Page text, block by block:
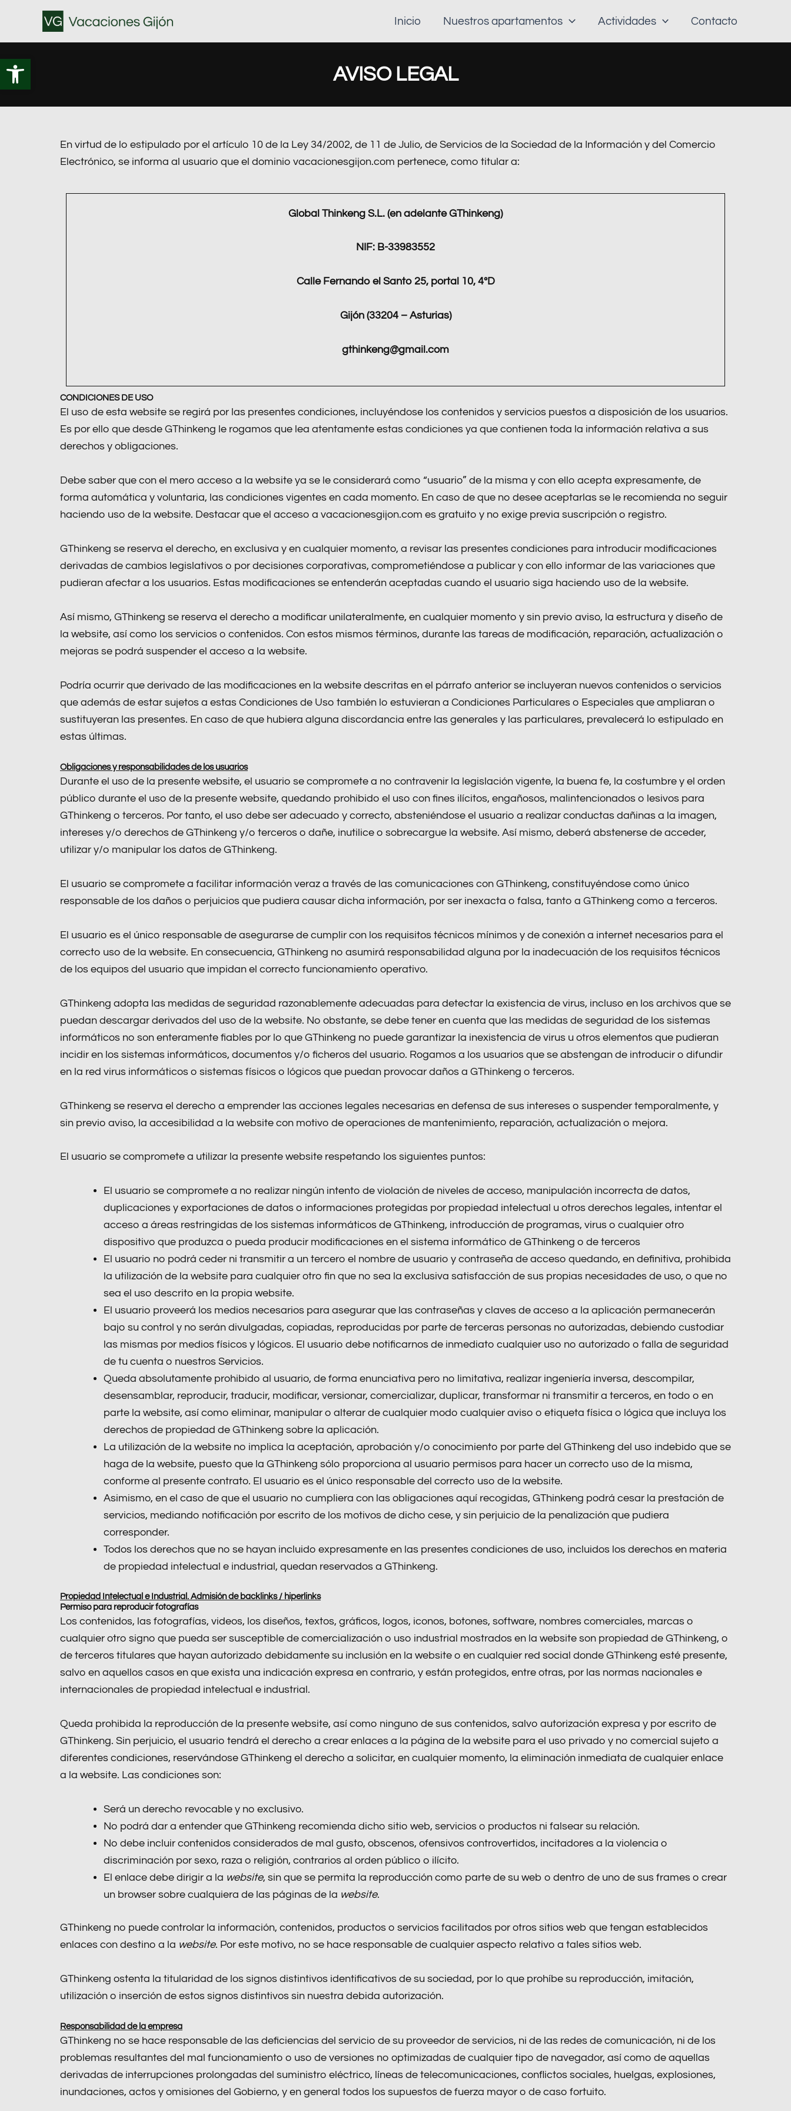
Abrir barra de herramientas
contenido
Inicio Nuestros apartamentos Actividades Contacto
AVISO LEGAL
En virtud de lo estipulado por el artículo 10 de la Ley 34/2002, de 11 de Julio, de Servicios de la Sociedad de la Información y del Comercio
Electrónico, se informa al usuario que el dominio vacacionesgijon.com pertenece, como titular a:
Global Thinkeng S.L. (en adelante GThinkeng)
NIF: B-33983552
Calle Fernando el Santo 25, portal 10, 4ºD
Gijón (33204 – Asturias)
gthinkeng@gmail.com
CONDICIONES DE USO
El uso de esta website se regirá por las presentes condiciones, incluyéndose los contenidos y servicios puestos a disposición de los usuarios.
Es por ello que desde GThinkeng le rogamos que lea atentamente estas condiciones ya que contienen toda la información relativa a sus
derechos y obligaciones.
Debe saber que con el mero acceso a la website ya se le considerará como “usuario” de la misma y con ello acepta expresamente, de
forma automática y voluntaria, las condiciones vigentes en cada momento. En caso de que no desee aceptarlas se le recomienda no seguir
haciendo uso de la website. Destacar que el acceso a vacacionesgijon.com es gratuito y no exige previa suscripción o registro.
GThinkeng se reserva el derecho, en exclusiva y en cualquier momento, a revisar las presentes condiciones para introducir modificaciones
derivadas de cambios legislativos o por decisiones corporativas, comprometiéndose a publicar y con ello informar de las variaciones que
pudieran afectar a los usuarios. Estas modificaciones se entenderán aceptadas cuando el usuario siga haciendo uso de la website.
Así mismo, GThinkeng se reserva el derecho a modificar unilateralmente, en cualquier momento y sin previo aviso, la estructura y diseño de
la website, así como los servicios o contenidos. Con estos mismos términos, durante las tareas de modificación, reparación, actualización o
mejoras se podrá suspender el acceso a la website.
Podría ocurrir que derivado de las modificaciones en la website descritas en el párrafo anterior se incluyeran nuevos contenidos o servicios
que además de estar sujetos a estas Condiciones de Uso también lo estuvieran a Condiciones Particulares o Especiales que ampliaran o
sustituyeran las presentes. En caso de que hubiera alguna discordancia entre las generales y las particulares, prevalecerá lo estipulado en
estas últimas.
Obligaciones y responsabilidades de los usuarios
Durante el uso de la presente website, el usuario se compromete a no contravenir la legislación vigente, la buena fe, la costumbre y el orden
público durante el uso de la presente website, quedando prohibido el uso con fines ilícitos, engañosos, malintencionados o lesivos para
GThinkeng o terceros. Por tanto, el uso debe ser adecuado y correcto, absteniéndose el usuario a realizar conductas dañinas a la imagen,
intereses y/o derechos de GThinkeng y/o terceros o dañe, inutilice o sobrecargue la website. Así mismo, deberá abstenerse de acceder,
utilizar y/o manipular los datos de GThinkeng.
El usuario se compromete a facilitar información veraz a través de las comunicaciones con GThinkeng, constituyéndose como único
responsable de los daños o perjuicios que pudiera causar dicha información, por ser inexacta o falsa, tanto a GThinkeng como a terceros.
El usuario es el único responsable de asegurarse de cumplir con los requisitos técnicos mínimos y de conexión a internet necesarios para el
correcto uso de la website. En consecuencia, GThinkeng no asumirá responsabilidad alguna por la inadecuación de los requisitos técnicos
de los equipos del usuario que impidan el correcto funcionamiento operativo.
GThinkeng adopta las medidas de seguridad razonablemente adecuadas para detectar la existencia de virus, incluso en los archivos que se
puedan descargar derivados del uso de la website. No obstante, se debe tener en cuenta que las medidas de seguridad de los sistemas
informáticos no son enteramente fiables por lo que GThinkeng no puede garantizar la inexistencia de virus u otros elementos que pudieran
incidir en los sistemas informáticos, documentos y/o ficheros del usuario. Rogamos a los usuarios que se abstengan de introducir o difundir
en la red virus informáticos o sistemas físicos o lógicos que puedan provocar daños a GThinkeng o terceros.
GThinkeng se reserva el derecho a emprender las acciones legales necesarias en defensa de sus intereses o suspender temporalmente, y
sin previo aviso, la accesibilidad a la website con motivo de operaciones de mantenimiento, reparación, actualización o mejora.
El usuario se compromete a utilizar la presente website respetando los siguientes puntos:
El usuario se compromete a no realizar ningún intento de violación de niveles de acceso, manipulación incorrecta de datos,
duplicaciones y exportaciones de datos o informaciones protegidas por propiedad intelectual u otros derechos legales, intentar el
acceso a áreas restringidas de los sistemas informáticos de GThinkeng, introducción de programas, virus o cualquier otro
dispositivo que produzca o pueda producir modificaciones en el sistema informático de GThinkeng o de terceros
El usuario no podrá ceder ni transmitir a un tercero el nombre de usuario y contraseña de acceso quedando, en definitiva, prohibida
la utilización de la website para cualquier otro fin que no sea la exclusiva satisfacción de sus propias necesidades de uso, o que no
sea el uso descrito en la propia website.
El usuario proveerá los medios necesarios para asegurar que las contraseñas y claves de acceso a la aplicación permanecerán
bajo su control y no serán divulgadas, copiadas, reproducidas por parte de terceras personas no autorizadas, debiendo custodiar
las mismas por medios físicos y lógicos. El usuario debe notificarnos de inmediato cualquier uso no autorizado o falla de seguridad
de tu cuenta o nuestros Servicios.
Queda absolutamente prohibido al usuario, de forma enunciativa pero no limitativa, realizar ingeniería inversa, descompilar,
desensamblar, reproducir, traducir, modificar, versionar, comercializar, duplicar, transformar ni transmitir a terceros, en todo o en
parte la website, así como eliminar, manipular o alterar de cualquier modo cualquier aviso o etiqueta física o lógica que incluya los
derechos de propiedad de GThinkeng sobre la aplicación.
La utilización de la website no implica la aceptación, aprobación y/o conocimiento por parte del GThinkeng del uso indebido que se
haga de la website, puesto que la GThinkeng sólo proporciona al usuario permisos para hacer un correcto uso de la misma,
conforme al presente contrato. El usuario es el único responsable del correcto uso de la website.
Asimismo, en el caso de que el usuario no cumpliera con las obligaciones aquí recogidas, GThinkeng podrá cesar la prestación de
servicios, mediando notificación por escrito de los motivos de dicho cese, y sin perjuicio de la penalización que pudiera
corresponder.
Todos los derechos que no se hayan incluido expresamente en las presentes condiciones de uso, incluidos los derechos en materia
de propiedad intelectual e industrial, quedan reservados a GThinkeng.
Propiedad Intelectual e Industrial. Admisión de backlinks / hiperlinks
Permiso para reproducir fotografías
Los contenidos, las fotografías, videos, los diseños, textos, gráficos, logos, iconos, botones, software, nombres comerciales, marcas o
cualquier otro signo que pueda ser susceptible de comercialización o uso industrial mostrados en la website son propiedad de GThinkeng, o
de terceros titulares que hayan autorizado debidamente su inclusión en la website o en cualquier red social donde GThinkeng esté presente,
salvo en aquellos casos en que exista una indicación expresa en contrario, y están protegidos, entre otras, por las normas nacionales e
internacionales de propiedad intelectual e industrial.
Queda prohibida la reproducción de la presente website, así como ninguno de sus contenidos, salvo autorización expresa y por escrito de
GThinkeng. Sin perjuicio, el usuario tendrá el derecho a crear enlaces a la página de la website para el uso privado y no comercial sujeto a
diferentes condiciones, reservándose GThinkeng el derecho a solicitar, en cualquier momento, la eliminación inmediata de cualquier enlace
a la website. Las condiciones son:
Será un derecho revocable y no exclusivo.
No podrá dar a entender que GThinkeng recomienda dicho sitio web, servicios o productos ni falsear su relación.
No debe incluir contenidos considerados de mal gusto, obscenos, ofensivos controvertidos, incitadores a la violencia o
discriminación por sexo, raza o religión, contrarios al orden público o ilícito.
El enlace debe dirigir a la website, sin que se permita la reproducción como parte de su web o dentro de uno de sus frames o crear
un browser sobre cualquiera de las páginas de la website.
GThinkeng no puede controlar la información, contenidos, productos o servicios facilitados por otros sitios web que tengan establecidos
enlaces con destino a la website. Por este motivo, no se hace responsable de cualquier aspecto relativo a tales sitios web.
GThinkeng ostenta la titularidad de los signos distintivos identificativos de su sociedad, por lo que prohíbe su reproducción, imitación,
utilización o inserción de estos signos distintivos sin nuestra debida autorización.
Responsabilidad de la empresa
GThinkeng no se hace responsable de las deficiencias del servicio de su proveedor de servicios, ni de las redes de comunicación, ni de los
problemas resultantes del mal funcionamiento o uso de versiones no optimizadas de cualquier tipo de navegador, así como de aquellas
derivadas de interrupciones prolongadas del suministro eléctrico, líneas de telecomunicaciones, conflictos sociales, huelgas, explosiones,
inundaciones, actos y omisiones del Gobierno, y en general todos los supuestos de fuerza mayor o de caso fortuito.